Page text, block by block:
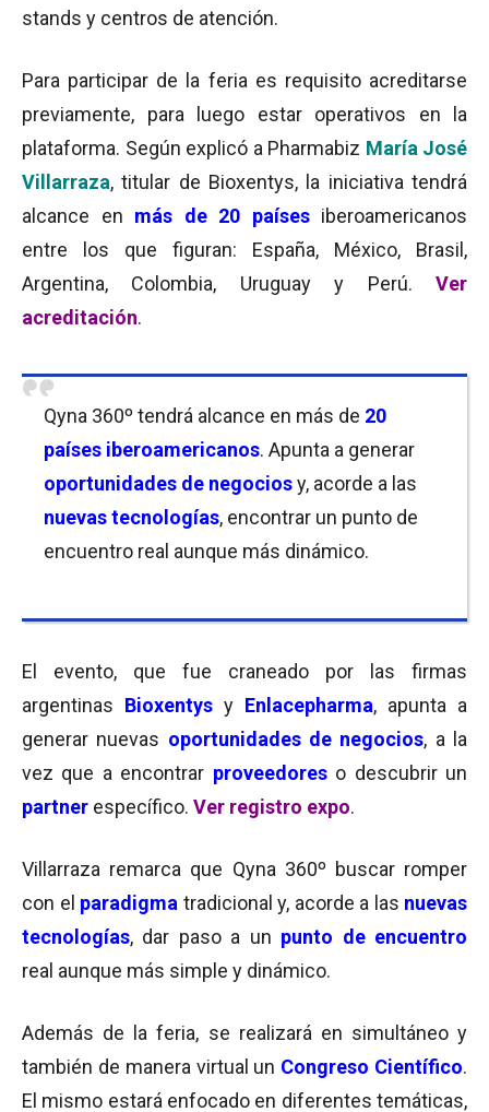
stands y centros de atención.
Para participar de la feria es requisito acreditarse
previamente, para luego estar operativos en la
plataforma. Según explicó a Pharmabiz María José
Villarraza, titular de Bioxentys, la iniciativa tendrá
alcance en más de 20 países iberoamericanos
entre los que figuran: España, México, Brasil,
Argentina, Colombia, Uruguay y Perú. Ver
acreditación.
Qyna 360º tendrá alcance en más de 20
países iberoamericanos. Apunta a generar
oportunidades de negociosy, acorde a las
nuevas tecnologías, encontrar un punto de
encuentro real aunque más dinámico.
El evento, que fue craneado por las firmas
argentinas Bioxentys y Enlacepharma, apunta a
generar nuevas oportunidades de negocios, a la
vez que a encontrar proveedoreso descubrir un
partner específico. Ver registro expo.
Villarraza remarca que Qyna 360º buscar romper
con el paradigma tradicional y, acorde a las nuevas
tecnologías, dar paso a un punto de encuentro
real aunque más simple y dinámico.
Además de la feria, se realizará en simultáneo y
también de manera virtual un Congreso Científico.
El mismo estará enfocado en diferentes temáticas,